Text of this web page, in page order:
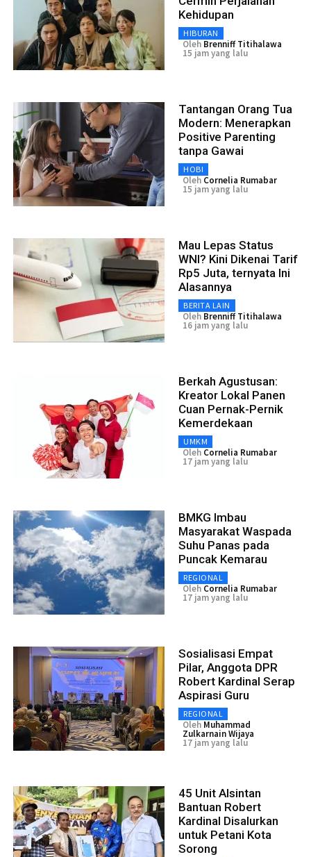
Kehidupan
HIBURAN
Oleh Brenniff Titihalawa
15 jam yang lalu
Tantangan Orang Tua
Modern: Menerapkan
Positive Parenting
tanpa Gawai
HOBI
Oleh Cornelia Rumabar
15 jam yang lalu
Mau Lepas Status
WNI? Kini Dikenai Tarif
Rp5 Juta, ternyata Ini
Alasannya
BERITA LAIN
Oleh Brenniff Titihalawa
16 jam yang lalu
Berkah Agustusan:
Kreator Lokal Panen
Cuan Pernak-Pernik
Kemerdekaan
UMKM
Oleh Cornelia Rumabar
17 jam yang lalu
BMKG Imbau
Masyarakat Waspada
Suhu Panas pada
Puncak Kemarau
REGIONAL
Oleh Cornelia Rumabar
17 jam yang lalu
Sosialisasi Empat
Pilar, Anggota DPR
Robert Kardinal Serap
Aspirasi Guru
REGIONAL
Oleh Muhammad
Zulkarnain Wijaya
17 jam yang lalu
45 Unit Alsintan
Bantuan Robert
Kardinal Disalurkan
untuk Petani Kota
Sorong